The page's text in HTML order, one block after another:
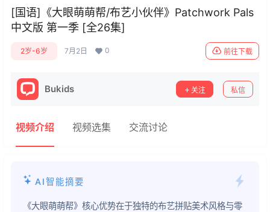
[国语]《大眼萌萌帮/布艺小伙伴》Patchwork Pals
中文版 第一季 [全26集]
2岁-6岁 7月2日 0 前往下载
Bukids 关注 私信
视频介绍 视频选集 交流讨论
AI智能摘要
《大眼萌萌帮》核心优势在于独特的布艺拼贴美术风格与零